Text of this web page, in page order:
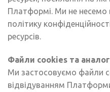
Платформі. Ми не несемо
політику
ресурсів.
Файли cookies та
Ми застосовуємо файли
відвідуванням